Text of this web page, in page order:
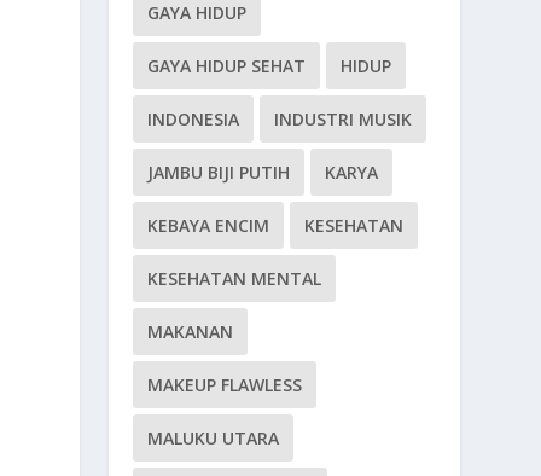
GAYA HIDUP
GAYA HIDUP SEHAT HIDUP
INDONESIA INDUSTRI MUSIK
JAMBU BIJI PUTIH KARYA
KEBAYA ENCIM KESEHATAN
KESEHATAN MENTAL
MAKANAN
MAKEUP FLAWLESS
MALUKU UTARA